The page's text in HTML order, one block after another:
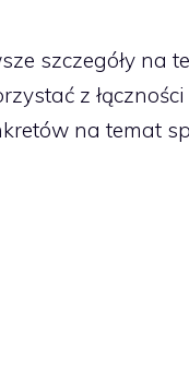
szczegóły na
z
na temat